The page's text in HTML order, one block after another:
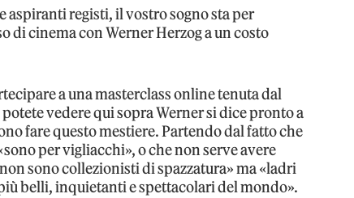
registi, il vostro sogno sta per
di cinema con Werner Herzog a un costo
a una masterclass online tenuta dal
vedere qui sopra Werner si dice pronto a
fare questo mestiere. Partendo dal fatto che
per vigliacchi», o che non serve avere
sono collezionisti di spazzatura» ma «ladri
belli, inquietanti e spettacolari del mondo».